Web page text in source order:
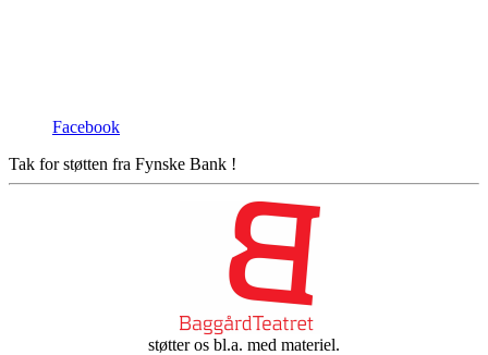
Facebook
Tak for støtten fra Fynske Bank !
støtter os bl.a. med materiel.